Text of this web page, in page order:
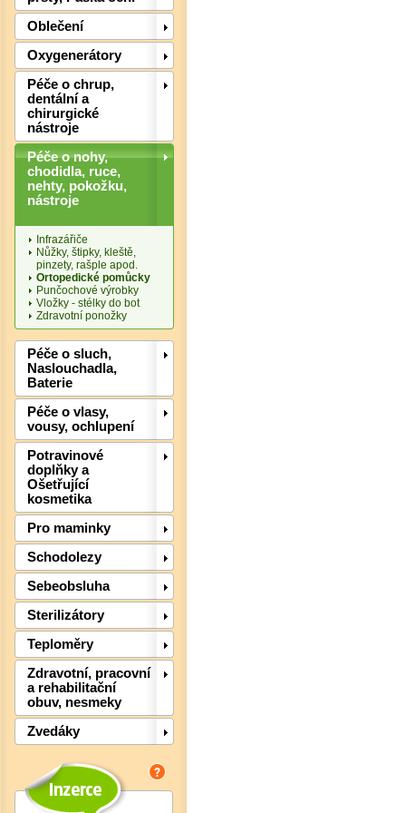
Oblečení
Oxygenerátory
Péče o chrup,
dentální a
chirurgické
nástroje
Péče o nohy,
chodidla, ruce,
nehty, pokožku,
nástroje
Infrazářiče
Nůžky, štipky, kleště,
pinzety, rašple apod.
Ortopedické pomůcky
Punčochové výrobky
Vložky - stélky do bot
Zdravotní ponožky
Péče o sluch,
Naslouchadla,
Baterie
Péče o vlasy,
vousy, ochlupení
Potravinové
doplňky a
Ošetřující
kosmetika
Pro maminky
Schodolezy
Sebeobsluha
Sterilizátory
Teploměry
Zdravotní, pracovní
a rehabilitační
obuv, nesmeky
Zvedáky